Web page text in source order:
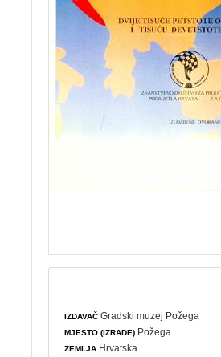
IZDAVAČ Gradski muzej Požega
MJESTO (IZRADE) Požega
ZEMLJA Hrvatska